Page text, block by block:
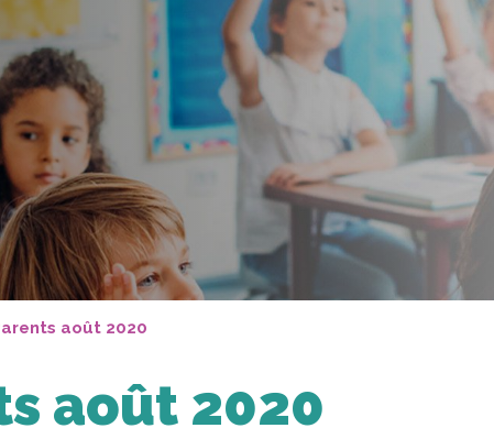
août 2020
août 2020